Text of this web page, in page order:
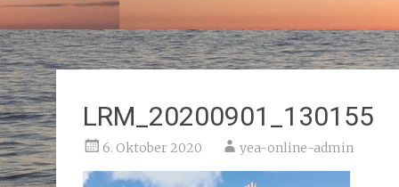
LRM_20200901_130155
6. Oktober 2020 yea-online-admin